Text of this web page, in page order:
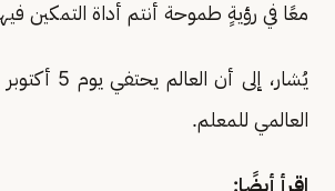
معًا في رؤيةٍ طموحة أنتم أداة التمكين
يُشار، إلى أن
العالمي للمعلم.
اقرأ أيضًا: